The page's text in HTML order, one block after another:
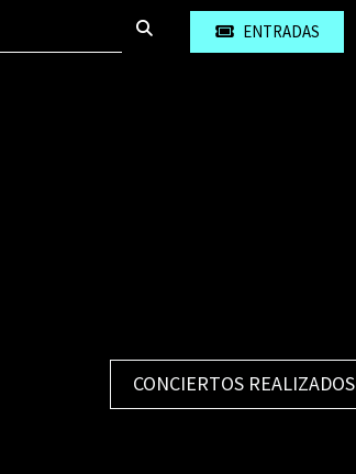
ENTRADAS
CONCIERTOS REALIZADOS